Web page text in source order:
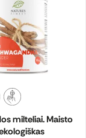
milteliai. Maisto